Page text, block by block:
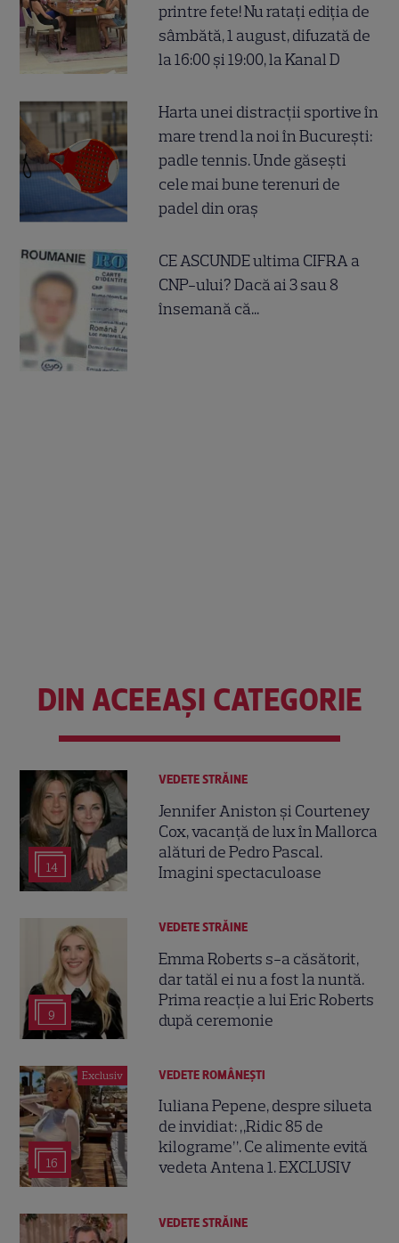
printre fete! Nu ratați ediția de
sâmbătă, 1 august, difuzată de
la 16:00 și 19:00, la Kanal D
Harta unei distracții sportive în
mare trend la noi în București:
padle tennis. Unde găsești
cele mai bune terenuri de
padel din oraș
CE ASCUNDE ultima CIFRA a
CNP-ului? Dacă ai 3 sau 8
însemană că...
DIN ACEEAȘI CATEGORIE
14
VEDETE STRĂINE
Jennifer Aniston și Courteney
Cox, vacanță de lux în Mallorca
alături de Pedro Pascal.
Imagini spectaculoase
9
VEDETE STRĂINE
Emma Roberts s-a căsătorit,
dar tatăl ei nu a fost la nuntă.
Prima reacție a lui Eric Roberts
după ceremonie
Exclusiv
16
VEDETE ROMÂNEŞTI
Iuliana Pepene, despre silueta
de invidiat: „Ridic 85 de
kilograme”. Ce alimente evită
vedeta Antena 1. EXCLUSIV
VEDETE STRĂINE